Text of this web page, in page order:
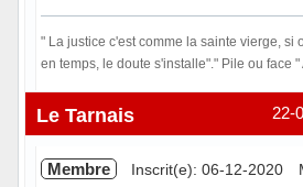
" La justice c'est comme la sainte vierge, si
en temps, le doute s'installe"." Pile ou face "
Hors ligne 22-
Le Tarnais
Membre Inscrit(e): 06-12-2020